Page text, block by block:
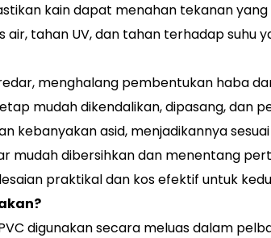
kain dapat menahan tekanan
air, tahan UV, dan tahan terhadap
menghalang pembentukan haba
mudah dikendalikan, dipasang, dan
kebanyakan asid, menjadikannya
mudah dibersihkan dan menentang
praktikal dan kos efektif untuk
digunakan secara meluas dalam